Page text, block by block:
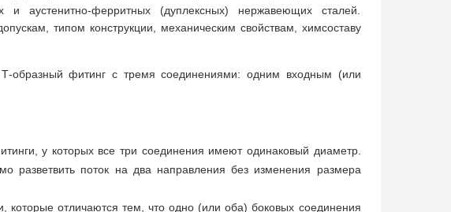
аустенитно-ферритных (дуплексных) нержавеющих сталей.
типом конструкции, механическим свойствам, химсоставу
образный фитинг с тремя соединениями: одним входным (или
у которых все три соединения имеют одинаковый диаметр.
разветвить поток на два направления без изменения размера
которые отличаются тем, что одно (или оба) боковых соединения